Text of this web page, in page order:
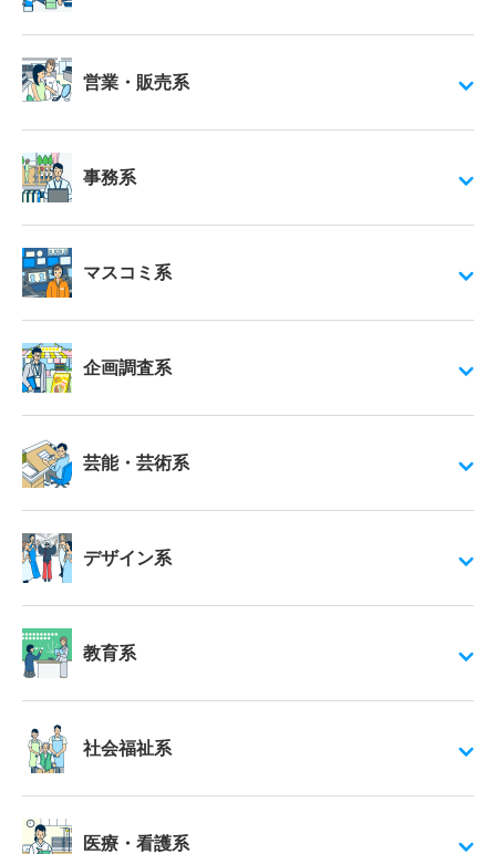
営業・販売系
事務系
マスコミ系
企画調査系
芸能・芸術系
デザイン系
教育系
社会福祉系
医療・看護系